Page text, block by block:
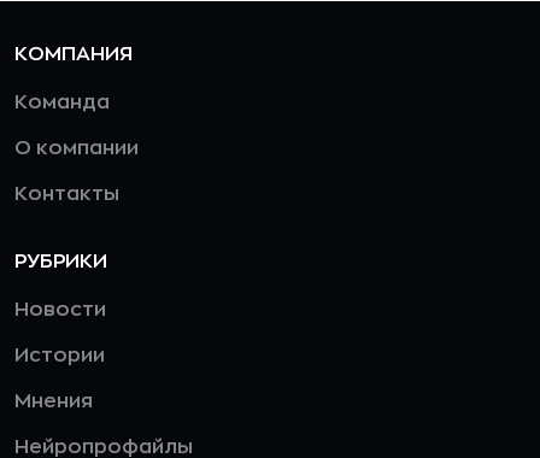
КОМПАНИЯ
Команда
О компании
Контакты
РУБРИКИ
Новости
Истории
Мнения
Нейропрофайлы